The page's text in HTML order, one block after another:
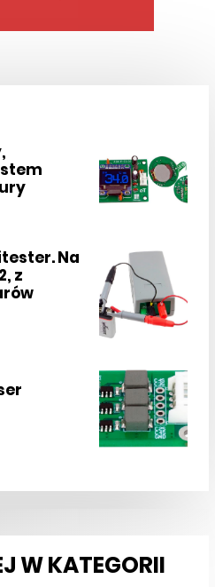
Na
z
W KATEGORII